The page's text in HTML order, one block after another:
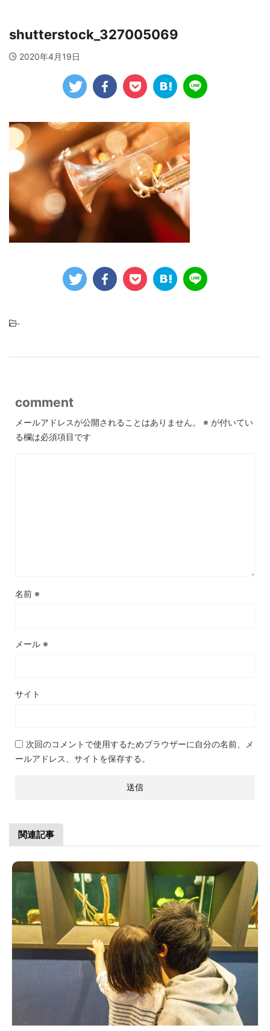
shutterstock_327005069
2020年4月19日
-
comment
メールアドレスが公開されることはありません。 ※ が付いてい
る欄は必須項目です
名前 ※
メール ※
サイト
次回のコメントで使用するためブラウザーに自分の名前、メ
ールアドレス、サイトを保存する。
関連記事